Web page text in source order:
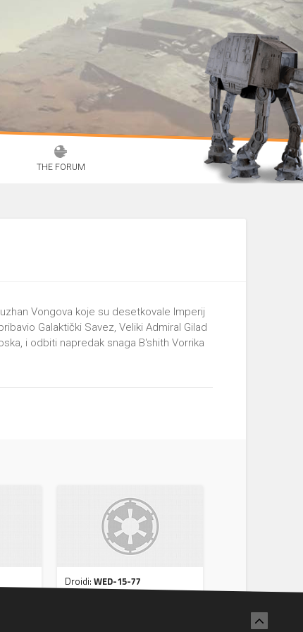
THE FORUM
Vongova koje su desetkovale Imperij
Galaktički Savez, Veliki Admiral Gilad
i odbiti napredak snaga B'shith Vorrika
Droidi: WED-15-77